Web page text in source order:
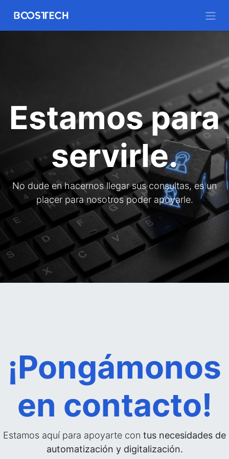
Estamos para
servirle.
No dude en hacernos llegar sus consultas, es un
placer para nosotros poder apoyarle.
¡Pongámonos
en contacto!
Estamos aquí para apoyarte con tus necesidades de
automatización y digitalización.